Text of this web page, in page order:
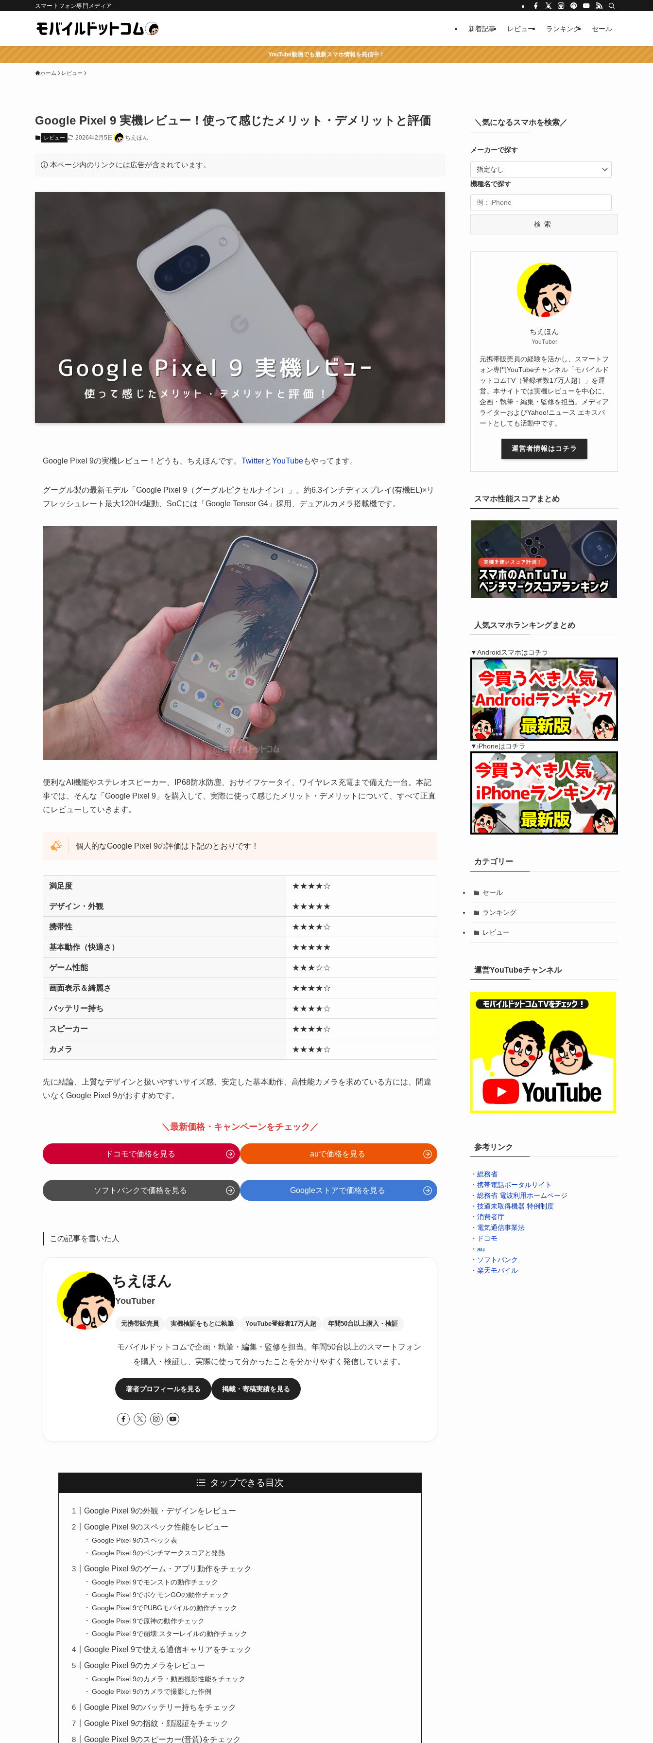
スマートフォン専門メディア
新着記事 レビュー ランキング セール
YouTube動画でも最新スマホ情報を発信中！
ホーム レビュー
Google Pixel 9 実機レビュー！使って感じたメリット・デメリットと評価
レビュー 2026年2月5日 ちえほん
本ページ内のリンクには広告が含まれています。
Google Pixel 9の実機レビュー！どうも、ちえほんです。 TwitterとYouTubeもやってます。
グーグル製の最新モデル「Google Pixel 9（グーグルピクセルナイン）」。約6.3インチディスプレイ(有機EL)×リ
フレッシュレート最大120Hz駆動、SoCには「Google Tensor G4」採用、デュアルカメラ搭載機です。
便利なAI機能やステレオスピーカー、IP68防水防塵、おサイフケータイ、ワイヤレス充電まで備えた一台。本記
事では、そんな「Google Pixel 9」を購入して、実際に使って感じたメリット・デメリットについて、すべて正直
にレビューしていきます。
個人的なGoogle Pixel 9の評価は下記のとおりです！
満足度 ★★★★☆
デザイン・外観 ★★★★★
携帯性 ★★★★☆
基本動作（快適さ） ★★★★★
ゲーム性能 ★★★☆☆
画面表示＆綺麗さ ★★★★☆
バッテリー持ち ★★★★☆
スピーカー ★★★★☆
カメラ ★★★★☆
先に結論、上質なデザインと扱いやすいサイズ感、安定した基本動作、高性能カメラを求めている方には、間違
いなくGoogle Pixel 9がおすすめです。
＼最新価格・キャンペーンをチェック／
ドコモで価格を見る auで価格を見る
ソフトバンクで価格を見る Googleストアで価格を見る
この記事を書いた人
ちえほん
YouTuber
元携帯販売員 実機検証をもとに執筆 YouTube登録者17万人超 年間50台以上購入・検証
モバイルドットコムで企画・執筆・編集・監修を担当。年間50台以上のスマートフォン
を購入・検証し、実際に使って分かったことを分かりやすく発信しています。
著者プロフィールを見る 掲載・寄稿実績を見る
タップできる目次
Google Pixel 9の外観・デザインをレビュー
Google Pixel 9のスペック性能をレビュー
Google Pixel 9のスペック表
Google Pixel 9のベンチマークスコアと発熱
Google Pixel 9のゲーム・アプリ動作をチェック
Google Pixel 9でモンストの動作チェック
Google Pixel 9でポケモンGOの動作チェック
Google Pixel 9でPUBGモバイルの動作チェック
Google Pixel 9で原神の動作チェック
Google Pixel 9で崩壊:スターレイルの動作チェック
Google Pixel 9で使える通信キャリアをチェック
Google Pixel 9のカメラをレビュー
Google Pixel 9のカメラ・動画撮影性能をチェック
Google Pixel 9のカメラで撮影した作例
Google Pixel 9のバッテリー持ちをチェック
Google Pixel 9の指紋・顔認証をチェック
Google Pixel 9のスピーカー(音質)をチェック
＼気になるスマホを検索／
メーカーで探す
機種名で探す
検索
ちえほん
YouTuber
元携帯販売員の経験を活かし、スマートフ
ォン専門YouTubeチャンネル「モバイルド
ットコムTV（登録者数17万人超）」を運
営。本サイトでは実機レビューを中心に、
企画・執筆・編集・監修を担当。メディア
ライターおよびYahoo!ニュース エキスパ
ートとしても活動中です。
運営者情報はコチラ
スマホ性能スコアまとめ
人気スマホランキングまとめ
▼Androidスマホはコチラ
▼iPhoneはコチラ
カテゴリー
セール
ランキング
レビュー
運営YouTubeチャンネル
参考リンク
・ 総務省
・ 携帯電話ポータルサイト
・ 総務省 電波利用ホームページ
・ 技適未取得機器 特例制度
・ 消費者庁
・ 電気通信事業法
・
ドコモ
・ au
・ ソフトバンク
・ 楽天モバイル